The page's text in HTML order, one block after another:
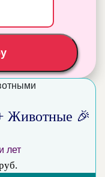
Животные 🎉
лет